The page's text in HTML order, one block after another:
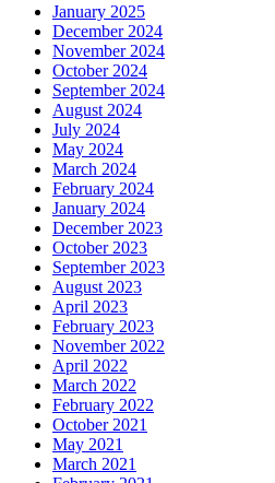
January 2025
December 2024
November 2024
October 2024
September 2024
August 2024
July 2024
May 2024
March 2024
February 2024
January 2024
December 2023
October 2023
September 2023
August 2023
April 2023
February 2023
November 2022
April 2022
March 2022
February 2022
October 2021
May 2021
March 2021